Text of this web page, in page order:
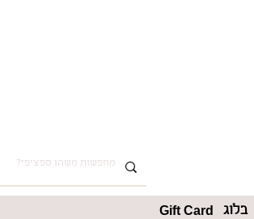
בלוג Gift Card